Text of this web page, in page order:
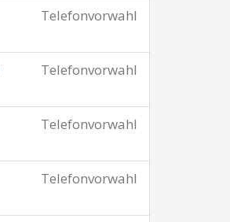
Telefonvorwahl
Telefonvorwahl
Telefonvorwahl
Telefonvorwahl